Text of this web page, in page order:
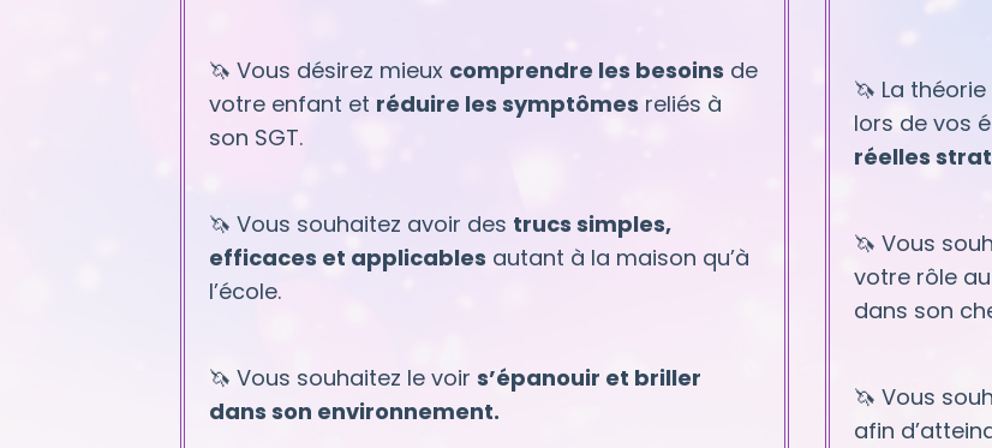
🦄 Vous désirez mieux comprendre les besoins de
votre enfant et réduire les symptômes reliés à
son SGT.
🦄 Vous souhaitez avoir des trucs simples,
efficaces et applicables autant à la maison qu’à
l’école.
🦄 Vous souhaitez le voir s’épanouir et briller
dans son environnement.
🦄 La
lors de vos
réelles
🦄 Vous
votre rôle
dans son
🦄 Vous
afin